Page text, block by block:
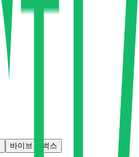
바이브
벅스